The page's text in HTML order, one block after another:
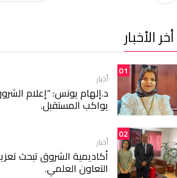
أخر الأخبار
01
أخبار
د.إلهام يونس: “إعلام
يواكب المستقبل.
02
أخبار
أكاديمية الشروق تبحث
التعاون العلمي.